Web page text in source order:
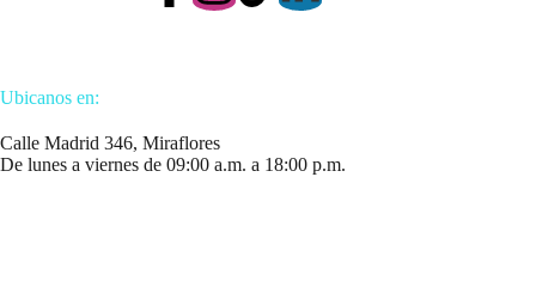
Ubicanos en:
Calle Madrid 346, Miraflores
De lunes a viernes de 09:00 a.m. a 18:00 p.m.